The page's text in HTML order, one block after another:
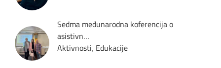
Sedma međunarodna koferencija o
asistivn…
Aktivnosti, Edukacije